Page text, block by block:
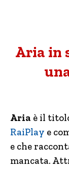
Aria in
Aria è il
RaiPlay e
e che
mancata.